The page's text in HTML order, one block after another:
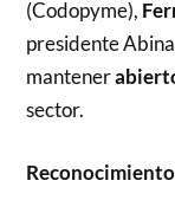
(Codopyme),
presidente
mantener
sector.